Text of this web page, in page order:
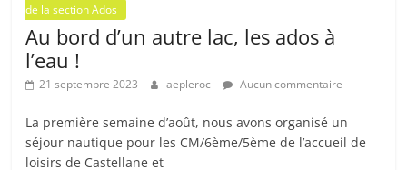
de la section Ados
Au bord d’un autre lac, les ados à
l’eau !
21 septembre 2023 aepleroc Aucun commentaire
La première semaine d’août, nous avons organisé un
séjour nautique pour les CM/6ème/5ème de l’accueil de
loisirs de Castellane et